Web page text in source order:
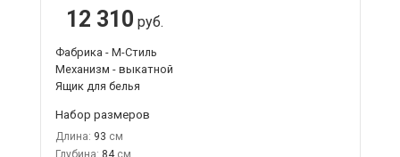
12 310 руб.
Фабрика - М-Стиль
Механизм - выкатной
Ящик для белья
Набор размеров
Длина: 93
Глубина: 84